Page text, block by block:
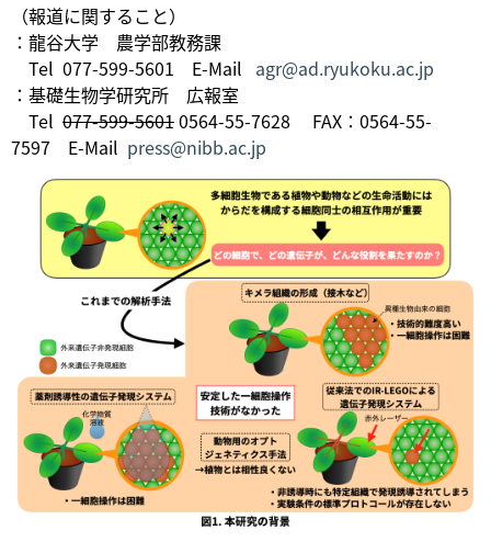
（報道に関すること）
：龍谷大学 農学部教務課
Tel 077-599-5601 E-Mail agr@ad.ryukoku.ac.jp
：基礎生物学研究所 広報室
Tel 077-599-56010564-55-7628 FAX：0564-55-
7597 E-Mail press@nibb.ac.jp